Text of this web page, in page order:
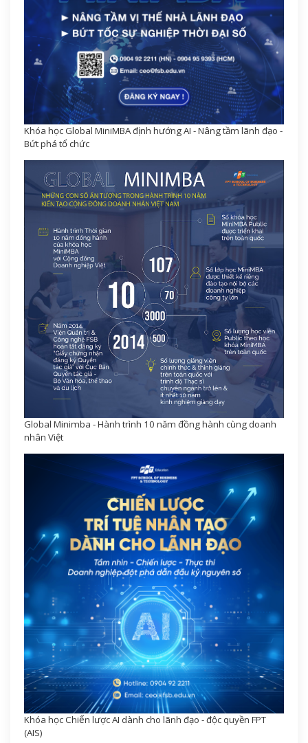
Khóa học Global MiniMBA định hướng AI - Nâng tầm lãnh đạo -
Bứt phá tổ chức
Global Minimba - Hành trình 10 năm đồng hành cùng doanh
nhân Việt
Khóa học Chiến lược AI dành cho lãnh đạo - độc quyền FPT
(AIS)